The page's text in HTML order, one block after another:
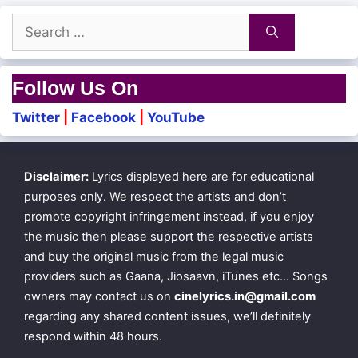
Cell-il dhinamum chatting thaan
Coffee shop-il meeting thaan
Aana pothum aasai nenjil poothadhilai
Panjum neruppum pakkam thaan
Patrikaamal nirkkum thaan
Theendum viralgal theendalaam
theendumpozhudhum
Thuimai kaakkum
Thozhamaikku saatchiyae vaanam boomi thaan
Thaakkudhae kan thaakkudhae
Search
for:
Follow Us On
Twitter Facebook YouTube
Disclaimer: Lyrics displayed here are for educational
purposes only. We respect the artists and don’t
promote copyright infringement instead, if you enjoy
the music then please support the respective artists
and buy the original music from the legal music
providers such as Gaana, Jiosaavn, iTunes etc… Songs
owners may contact us on cinelyrics.in@gmail.com
regarding any shared content issues, we’ll definitely
respond within 48 hours.